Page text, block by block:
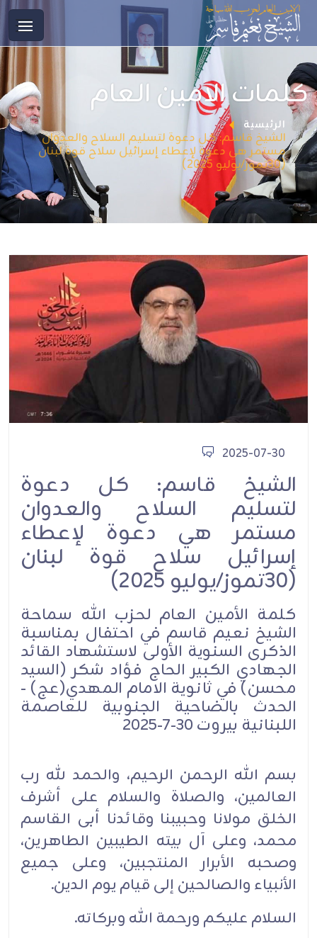
كلمات الامين العام
الرئيسية
الشيخ قاسم: كل دعوة لتسليم السلاح والعدوان
مستمر هي دعوة لإعطاء إسرائيل سلاح قوة ‏لبنان
(30تموز/يوليو 2025)
2025-07-30
الشيخ قاسم: كل دعوة
لتسليم السلاح والعدوان
مستمر هي دعوة لإعطاء
إسرائيل سلاح قوة ‏لبنان
(30تموز/يوليو 2025)
كلمة الأمين العام لحزب الله سماحة
الشيخ نعيم قاسم في احتفال بمناسبة
الذكرى السنوية الأولى ‏لاستشهاد القائد
الجهادي الكبير الحاج فؤاد شكر (السيد
محسن) في ثانوية الامام المهدي(عج) -
الحدث ‏بالضاحية الجنوبية للعاصمة
اللبنانية بيروت 30-7-2025‏
بسم الله الرحمن الرحيم، والحمد لله رب
العالمين، والصلاة والسلام على أشرف
الخلق مولانا وحبيبنا وقائدنا ‏أبى القاسم
محمد، وعلى آل ‏بيته الطيبين الطاهرين،
وصحبه الأبرار المنتجبين، وعلى جميع
الأنبياء ‏والصالحين إلى قيام يوم الدين.‏
السلام عليكم ورحمة الله وبركاته.‏